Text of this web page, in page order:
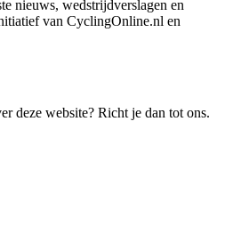
nieuws, wedstrijdverslagen en
van CyclingOnline.nl en
deze website? Richt je dan tot ons.